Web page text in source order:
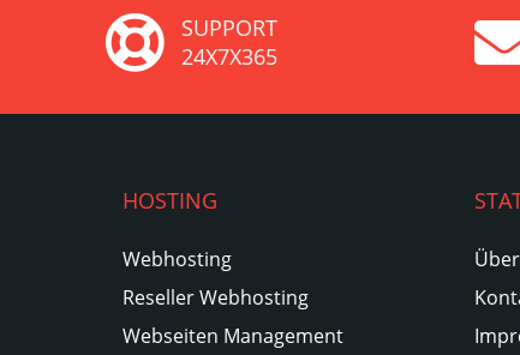
SUPPORT
24X7X365
HOSTING
Webhosting
Reseller Webhosting
Webseiten Management